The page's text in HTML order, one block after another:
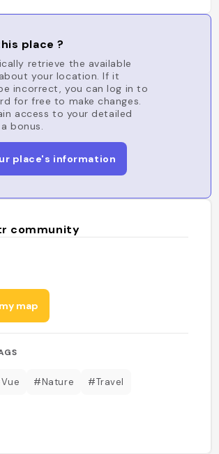
place ?
retrieve the available
your location. If it
incorrect, you can log in to
for free to make changes.
access to your detailed
bonus.
place's information
community
map
#Nature #Travel